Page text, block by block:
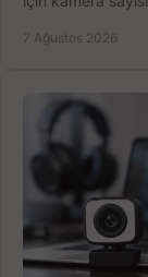
7 Ağustos 2026